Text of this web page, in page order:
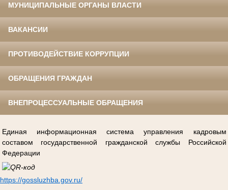
МУНИЦИПАЛЬНЫЕ ОРГАНЫ ВЛАСТИ
ВАКАНСИИ
ПРОТИВОДЕЙСТВИЕ КОРРУПЦИИ
ОБРАЩЕНИЯ ГРАЖДАН
ВНЕПРОЦЕССУАЛЬНЫЕ ОБРАЩЕНИЯ
Единая информационная система управления кадровым
составом государственной гражданской службы Российской
Федерации
https://gossluzhba.gov.ru/